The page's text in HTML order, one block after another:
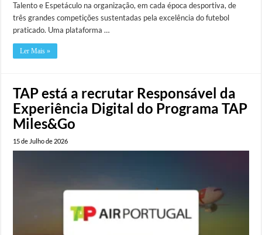
Talento e Espetáculo na organização, em cada época desportiva, de
três grandes competições sustentadas pela excelência do futebol
praticado. Uma plataforma …
Ler Mais »
TAP está a recrutar Responsável da
Experiência Digital do Programa TAP
Miles&Go
15 de Julho de 2026